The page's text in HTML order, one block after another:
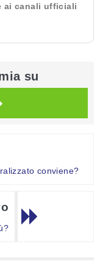
ai canali ufficiali
su
conviene?